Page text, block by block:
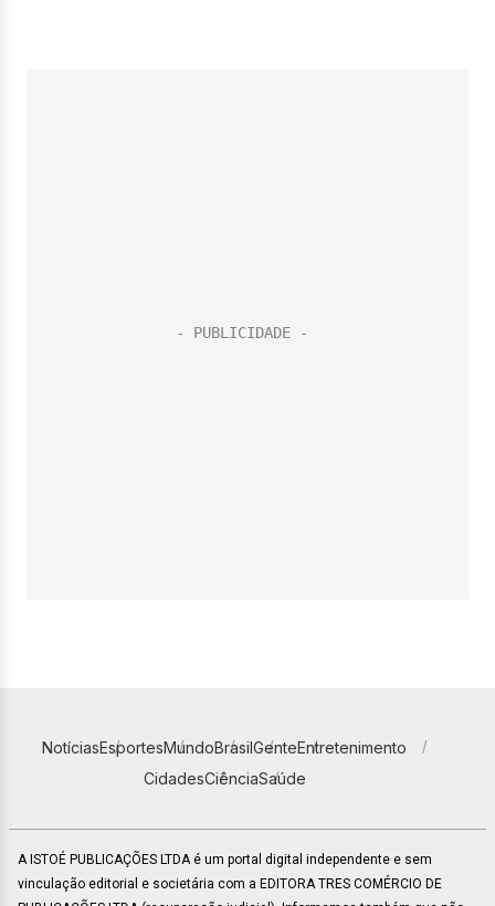
NotíciasEsportesMundoBrasilGenteEntretenimento
CidadesCiênciaSaúde
A ISTOÉ PUBLICAÇÕES LTDA é um portal digital independente e sem
vinculação editorial e societária com a EDITORA TRES COMÉRCIO DE